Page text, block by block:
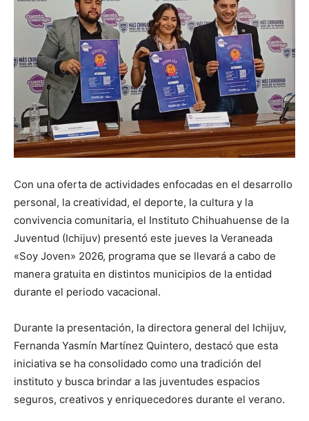
Con una oferta de actividades enfocadas en el desarrollo
personal, la creatividad, el deporte, la cultura y la
convivencia comunitaria, el Instituto Chihuahuense de la
Juventud (Ichijuv) presentó este jueves la Veraneada
«Soy Joven» 2026, programa que se llevará a cabo de
manera gratuita en distintos municipios de la entidad
durante el periodo vacacional.
Durante la presentación, la directora general del Ichijuv,
Fernanda Yasmín Martínez Quintero, destacó que esta
iniciativa se ha consolidado como una tradición del
instituto y busca brindar a las juventudes espacios
seguros, creativos y enriquecedores durante el verano.